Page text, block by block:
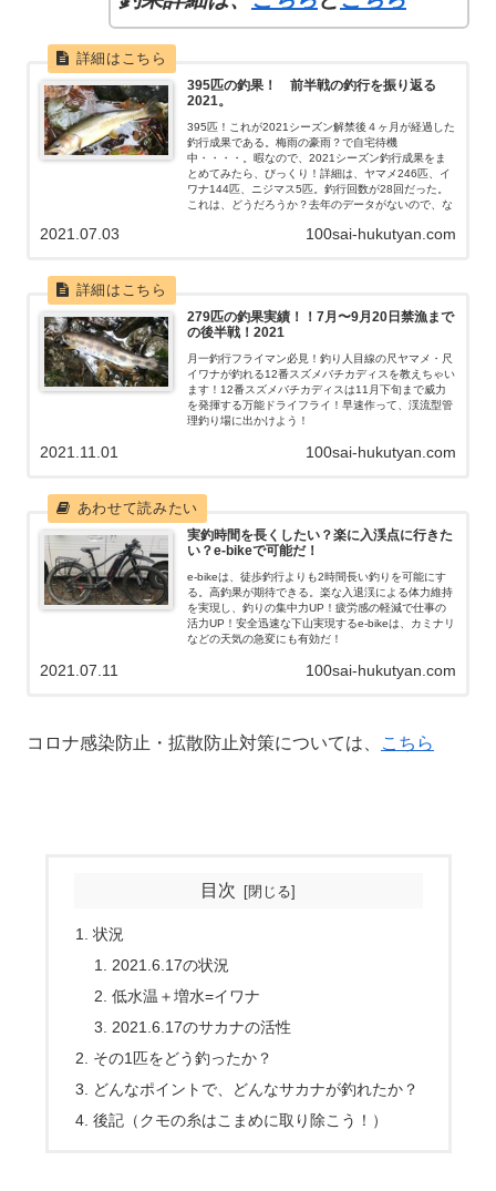
395匹の釣果！ 前半戦の釣行を振り返る
2021。
395匹！これが2021シーズン解禁後４ヶ月が経過した
釣行成果である。梅雨の豪雨？で自宅待機
中・・・・。暇なので、2021シーズン釣行成果をま
とめてみたら、びっくり！詳細は、ヤマメ246匹、イ
ワナ144匹、ニジマス5匹。釣行回数が28回だった。
これは、どうだろうか？去年のデータがないので、な
100sai-hukutyan.com
2021.07.03
279匹の釣果実績！！7月〜9月20日禁漁まで
の後半戦！2021
月一釣行フライマン必見！釣り人目線の尺ヤマメ・尺
イワナが釣れる12番スズメバチカディスを教えちゃい
ます！12番スズメバチカディスは11月下旬まで威力
を発揮する万能ドライフライ！早速作って、渓流型管
理釣り場に出かけよう！
100sai-hukutyan.com
2021.11.01
実釣時間を長くしたい？楽に入渓点に行きた
い？e-bikeで可能だ！
e-bikeは、徒歩釣行よりも2時間長い釣りを可能にす
る。高釣果が期待できる。楽な入退渓による体力維持
を実現し、釣りの集中力UP！疲労感の軽減で仕事の
活力UP！安全迅速な下山実現するe-bikeは、カミナリ
などの天気の急変にも有効だ！
100sai-hukutyan.com
2021.07.11
コロナ感染防止・拡散防止対策については、 こちら
目次
状況
2021.6.17の状況
低水温＋増水=イワナ
2021.6.17のサカナの活性
その1匹をどう釣ったか？
どんなポイントで、どんなサカナが釣れたか？
後記（クモの糸はこまめに取り除こう！）